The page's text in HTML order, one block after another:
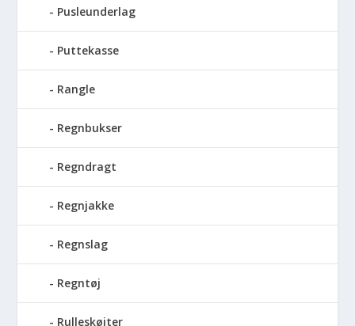
Pusleunderlag
Puttekasse
Rangle
Regnbukser
Regndragt
Regnjakke
Regnslag
Regntøj
Rulleskøjter